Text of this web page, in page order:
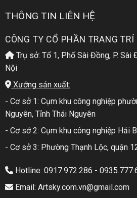
THÔNG TIN LIÊN HỆ
CÔNG TY CỔ PHẦN TRANG
Trụ sở: Tổ 1, Phố Sài Đồng, P. Sài
Nội
Xưởng sản xuất:
- Cơ sở 1: Cụm khu công nghiệp
Nguyên, Tỉnh Thái Nguyên
- Cơ sở 2: Cụm khu công nghiệp Hải
- Cơ sở 3: Phường Thạnh Lộc, quận
Hotline: 0917.972.286 -
Email: Artsky.com.vn@gmail.com